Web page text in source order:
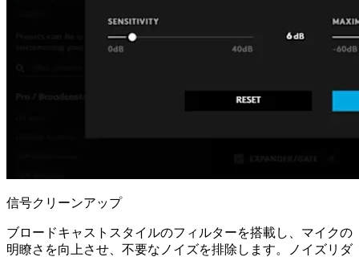
信号クリーンアップ
ブロードキャストスタイルのフィルターを搭載し、マイクの
明瞭さを向上させ、不要なノイズを排除します。ノイズリダ